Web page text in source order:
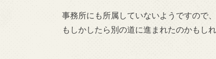
事務所にも所属していないようですので、
もしかしたら別の道に進まれたのかもしれ